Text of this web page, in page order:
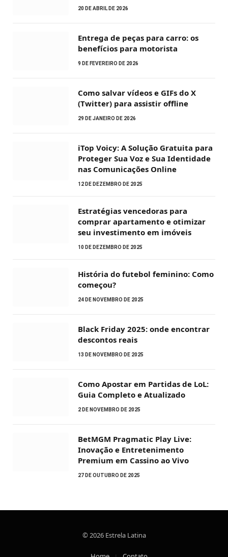
20 DE ABRIL DE 2026
Entrega de peças para carro: os
benefícios para motorista
9 DE FEVEREIRO DE 2026
Como salvar vídeos e GIFs do X
(Twitter) para assistir offline
29 DE JANEIRO DE 2026
iTop Voicy: A Solução Gratuita para
Proteger Sua Voz e Sua Identidade
nas Comunicações Online
12 DE DEZEMBRO DE 2025
Estratégias vencedoras para
comprar apartamento e otimizar
seu investimento em imóveis
10 DE DEZEMBRO DE 2025
História do futebol feminino: Como
começou?
24 DE NOVEMBRO DE 2025
Black Friday 2025: onde encontrar
descontos reais
13 DE NOVEMBRO DE 2025
Como Apostar em Partidas de LoL:
Guia Completo e Atualizado
2 DE NOVEMBRO DE 2025
BetMGM Pragmatic Play Live:
Inovação e Entretenimento
Premium em Cassino ao Vivo
27 DE OUTUBRO DE 2025
© 2026 Estrela Latina